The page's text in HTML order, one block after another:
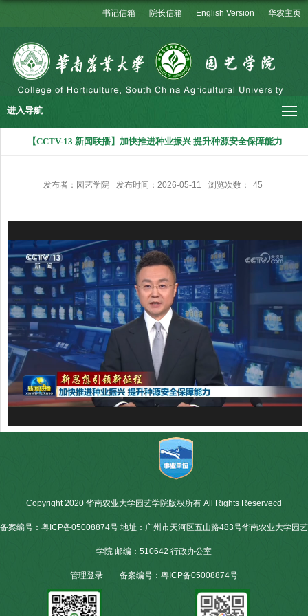
书记信箱 院长信箱 English Version 华农主页
进入导航
【CCTV-13 新闻联播】加快推进种业振兴 提升种源安全保障能力
发布者：园艺学院 发布时间：2026-05-11 浏览次数： 45
Copyright 2020 华南农业大学园艺学院版权所有 All Rights Reservecd
备案编号：粤ICP备05008874号 地址：广州市天河区五山路483号华南农业大学园艺
学院 邮编：510642 行政办公室
管理登录 备案编号：粤ICP备05008874号